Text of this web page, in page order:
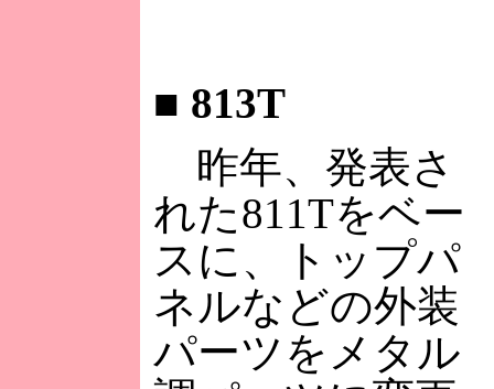
■ 813T
昨年、発表さ
れた811Tをベー
スに、トップパ
ネルなどの外装
パーツをメタル